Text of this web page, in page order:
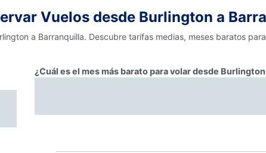
Vuelos desde Burlington a
a Barranquilla. Descubre tarifas medias, meses baratos
¿Cuál es el mes más barato para volar desde